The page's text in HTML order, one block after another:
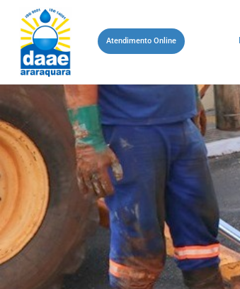
Atendimento Online